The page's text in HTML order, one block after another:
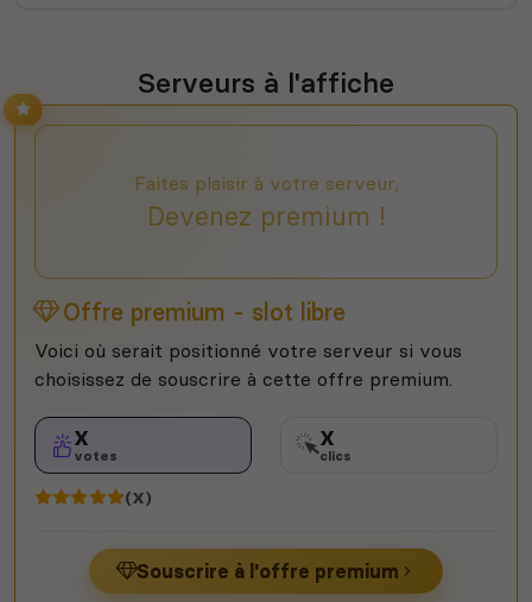
Serveurs à l'affiche
Faites plaisir à votre serveur,
Devenez premium !
Offre premium - slot libre
Voici où serait positionné votre serveur si vous
choisissez de souscrire à cette offre premium.
X
votes
X
clics
(X)
Souscrire à l'offre premium